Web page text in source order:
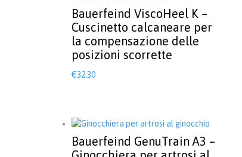
Bauerfeind ViscoHeel K –
Cuscinetto calcaneare per
la compensazione delle
posizioni scorrette
€32.30Questo
varianti.
opzioni
Bauerfeind GenuTrain A3 –